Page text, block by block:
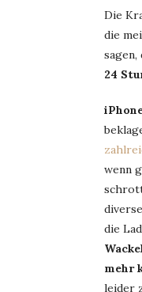
Die
die
24
wenn
die
mehr
leider